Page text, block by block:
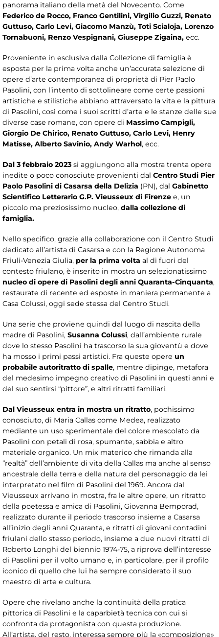
panorama italiano della metà del Novecento. Come
Federico de Rocco, Franco Gentilini, Virgilio Guzzi, Renato
Guttuso, Carlo Levi, Giacomo Manzù, Toti Scialoja, Lorenzo
Tornabuoni, Renzo Vespignani, Giuseppe Zigaina, ecc.
Proveniente in esclusiva dalla Collezione di famiglia è
esposta per la prima volta anche un’accurata selezione di
opere d’arte contemporanea di proprietà di Pier Paolo
Pasolini, con l’intento di sottolineare come certe passioni
artistiche e stilistiche abbiano attraversato la vita e la pittura
di Pasolini, così come i suoi scritti d’arte e le stanze delle sue
diverse case romane, con opere di Massimo Campigli,
Giorgio De Chirico, Renato Guttuso, Carlo Levi, Henry
Matisse, Alberto Savinio, Andy Warhol, ecc.
Dal 3 febbraio 2023 si aggiungono alla mostra trenta opere
inedite o poco conosciute provenienti dal Centro Studi Pier
Paolo Pasolini di Casarsa della Delizia (PN), dal Gabinetto
Scientifico Letterario G.P. Vieusseux di Firenze e, un
piccolo ma preziosissimo nucleo, dalla collezione di
famiglia.
Nello specifico, grazie alla collaborazione con il Centro Studi
dedicato all’artista di Casarsa e con la Regione Autonoma
Friuli-Venezia Giulia, per la prima volta al di fuori del
contesto friulano, è inserito in mostra un selezionatissimo
nucleo di opere di Pasolini degli anni Quaranta-Cinquanta,
restaurate di recente ed esposte in maniera permanente a
Casa Colussi, oggi sede stessa del Centro Studi.
Una serie che proviene quindi dal luogo di nascita della
madre di Pasolini, Susanna Colussi, dall’ambiente rurale
dove lo stesso Pasolini ha trascorso la sua gioventù e dove
ha mosso i primi passi artistici. Fra queste opere un
probabile autoritratto di spalle, mentre dipinge, metafora
del medesimo impegno creativo di Pasolini in questi anni e
del suo sentirsi “pittore”, e altri ritratti familiari.
Dal Vieusseux entra in mostra un ritratto, pochissimo
conosciuto, di Maria Callas come Medea, realizzato
mediante un uso sperimentale del colore mescolato da
Pasolini con petali di rosa, spumante, sabbia e altro
materiale organico. Un mix materico che rimanda alla
“realtà” dell’ambiente di vita della Callas ma anche al senso
ancestrale della terra e della natura del personaggio da lei
interpretato nel film di Pasolini del 1969. Ancora dal
Vieusseux arrivano in mostra, fra le altre opere, un ritratto
della poetessa e amica di Pasolini, Giovanna Bemporad,
realizzato durante il periodo trascorso insieme a Casarsa
all’inizio degli anni Quaranta, e ritratti di giovani contadini
friulani dello stesso periodo, insieme a due nuovi ritratti di
Roberto Longhi del biennio 1974-75, a riprova dell’interesse
di Pasolini per il volto umano e, in particolare, per il profilo
iconico di quello che lui ha sempre considerato il suo
maestro di arte e cultura.
Opere che rivelano anche la continuità della pratica
pittorica di Pasolini e la caparbietà tecnica con cui si
confronta da protagonista con questa produzione.
All’artista, del resto, interessa sempre più la «composizione»